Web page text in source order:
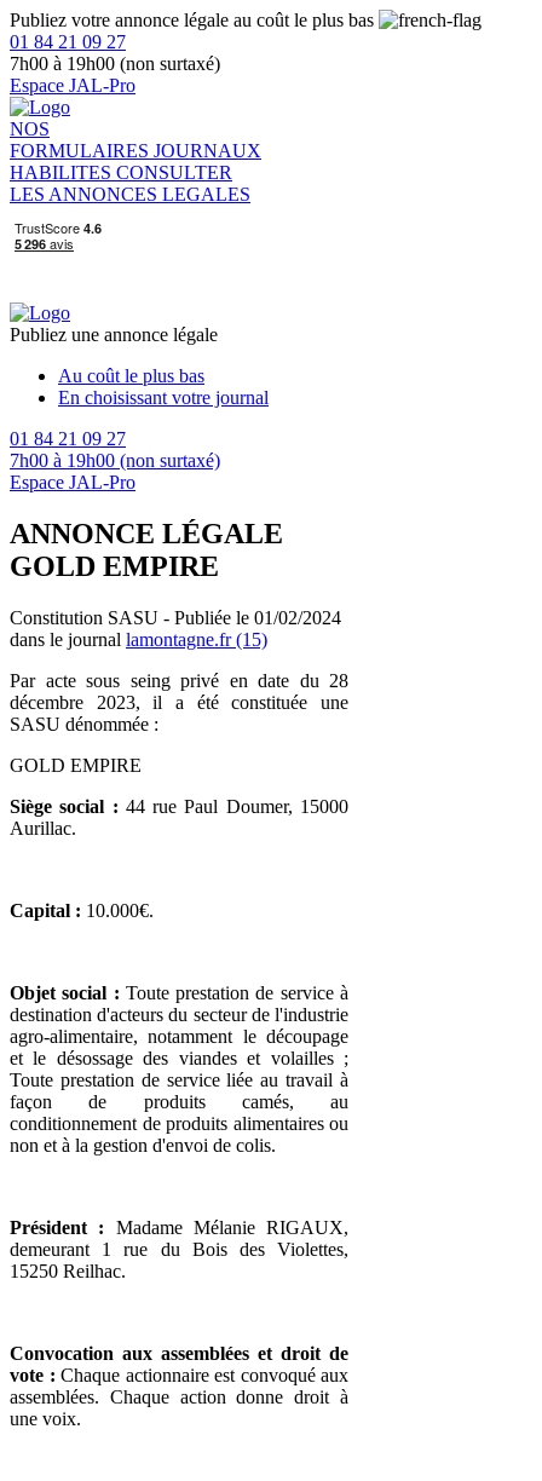
Publiez votre annonce légale au coût le plus bas
01 84 21 09 27
7h00 à 19h00 (non surtaxé)
Espace JAL-Pro
NOS
FORMULAIRES JOURNAUX
HABILITES CONSULTER
LES ANNONCES LEGALES
Publiez une annonce légale
Au coût le plus bas
En choisissant votre journal
01 84 21 09 27
7h00 à 19h00 (non surtaxé)
Espace JAL-Pro
ANNONCE LÉGALE
GOLD EMPIRE
Constitution SASU - Publiée le 01/02/2024
dans le journal lamontagne.fr (15)
Par acte sous seing privé en date du 28
décembre 2023, il a été constituée une
SASU dénommée :
GOLD EMPIRE
Siège social : 44 rue Paul Doumer, 15000
Aurillac.
Capital : 10.000€.
Objet social : Toute prestation de service à
destination d'acteurs du secteur de l'industrie
agro-alimentaire, notamment le découpage
et le désossage des viandes et volailles ;
Toute prestation de service liée au travail à
façon de produits camés, au
conditionnement de produits alimentaires ou
non et à la gestion d'envoi de colis.
Président : Madame Mélanie RIGAUX,
demeurant 1 rue du Bois des Violettes,
15250 Reilhac.
Convocation aux assemblées et droit de
vote : Chaque actionnaire est convoqué aux
assemblées. Chaque action donne droit à
une voix.